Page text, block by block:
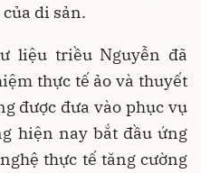
di sản.
liệu triều Nguyễn đã
thực tế ảo và thuyết
được đưa vào phục vụ
hiện nay bắt đầu ứng
thực tế tăng cường